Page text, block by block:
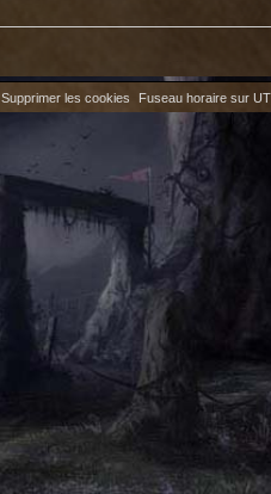
Fuseau horaire sur
Supprimer les cookies